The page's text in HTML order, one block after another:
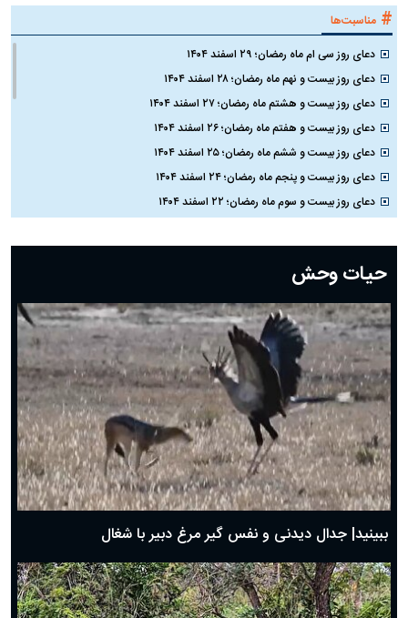
# مناسبت‌ها
دعای روز سی ام ماه رمضان؛ ۲۹ اسفند ۱۴۰۴
دعای روز بیست و نهم ماه رمضان؛ ۲۸ اسفند ۱۴۰۴
دعای روز بیست و هشتم ماه رمضان؛ ۲۷ اسفند ۱۴۰۴
دعای روز بیست و هفتم ماه رمضان؛ ۲۶ اسفند ۱۴۰۴
دعای روز بیست و ششم ماه رمضان؛ ۲۵ اسفند ۱۴۰۴
دعای روز بیست و پنجم ماه رمضان؛ ۲۴ اسفند ۱۴۰۴
دعای روز بیست و سوم ماه رمضان؛ ۲۲ اسفند ۱۴۰۴
دعای روز بیستم ماه رمضان؛ ۱۹ اسفند ۱۴۰۴
دعای روز هشتم ماه مبارک رمضان؛ ۷ اسفند ماه ۱۴۰۴
دعای روز هفتم ماه رمضان؛ ۶ اسفند ۱۴۰۴
دعای روز ششم ماه رمضان؛ ۵ اسفند ۱۴۰۴
دعای روز پنجم ماه رمضان؛ ۴ اسفند ۱۴۰۴
دعای روز چهارم ماه مبارک رمضان؛ ۳ اسفند ۱۴۰۴
دعای روز سوم ماه مبارک رمضان؛ ۱۴ اسفند ۱۴۰۴
دعای روز دوم ماه مبارک رمضان ۱ اسفند ماه ۱۴۰۴
دعای روز اول ماه مبارک رمضان، ۳۰ بهمن ۱۴۰۴
حضرت زینب(س) چگونه از دنیا رفت؟
بهترین پیامک تبریک روز پدر ۱۴۰۴؛ جملات زیبا و صمیمانه
حیات وحش
ببینید| جدال دیدنی و نفس گیر مرغ دبیر با شغال